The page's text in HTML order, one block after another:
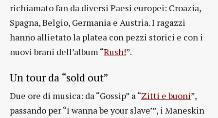
richiamato fan da diversi Paesi europei: Croazia,
Spagna, Belgio, Germania e Austria. I ragazzi
hanno allietato la platea con pezzi storici e con i
nuovi brani dell’album “Rush!”.
Un tour da “sold out”
Due ore di musica: da “Gossip” a “Zitti e buoni”,
passando per “I wanna be your slave’”, i Maneskin